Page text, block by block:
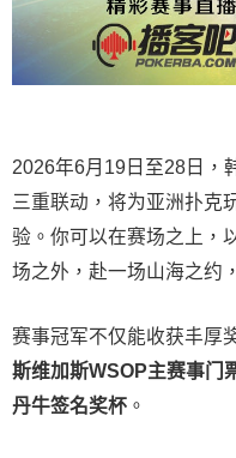
2026年6月19日至28日，
三重联动，将为亚洲扑克
验。 你可以在赛场之上，
场之外，赴一场山海之约
赛事冠军不仅能收获丰厚
斯维加斯WSOP主赛事门
丹牛签名奖杯 。